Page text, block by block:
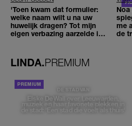
'Toen kwam dat formulier:
welke naam wilt u na uw
huwelijk dragen? Tot mijn
eigen verbazing aarzelde ik
me
de
LINDA.PREMIUM
DE STAD VAN
Elske DeWall over Leeuwarden,
muziek en haar favoriete plekken in
de stad: 'Een stad die voelt als thuis'